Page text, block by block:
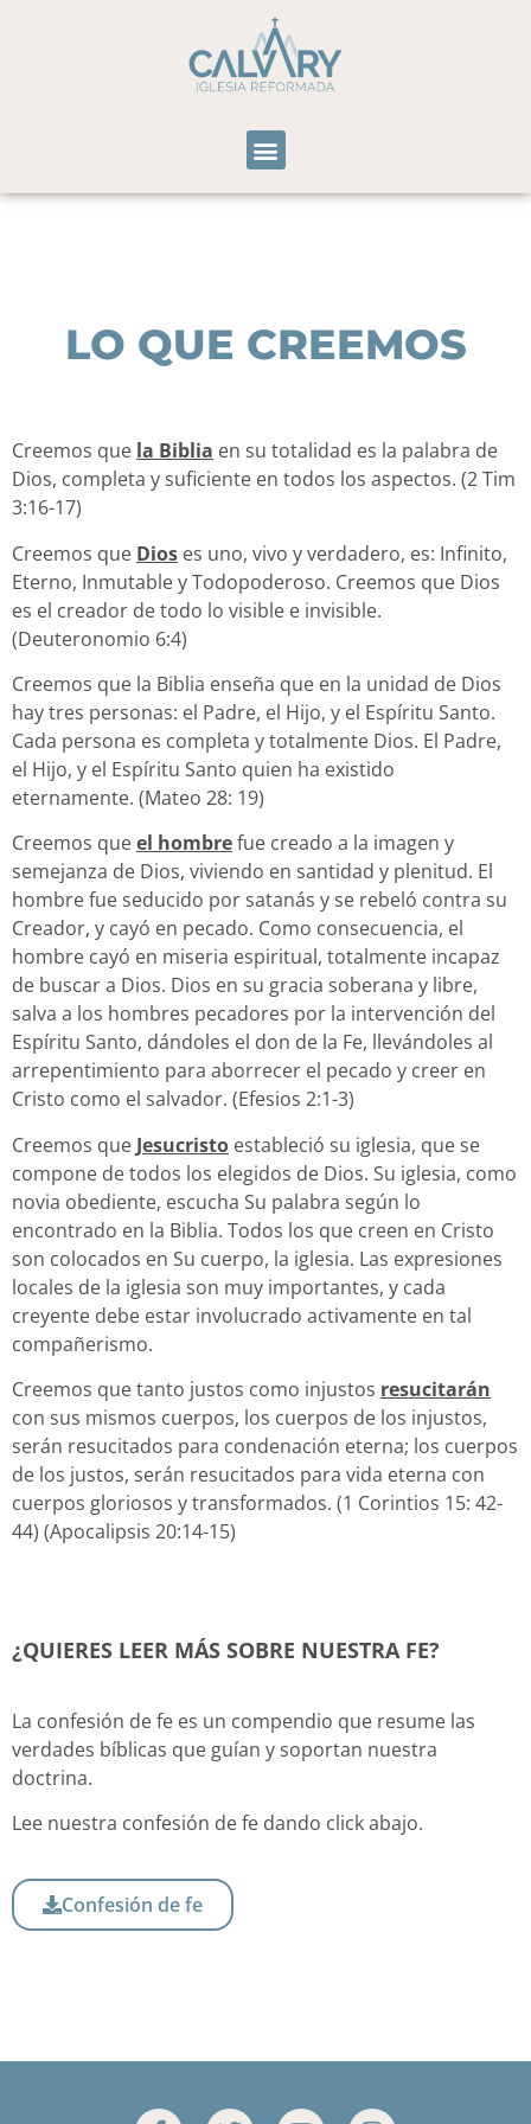
LO QUE CREEMOS
Creemos que la Biblia en su totalidad es la palabra de
Dios, completa y suficiente en todos los aspectos. (2 Tim
3:16-17)
Creemos que Dios es uno, vivo y verdadero, es: Infinito,
Eterno, Inmutable y Todopoderoso. Creemos que Dios
es el creador de todo lo visible e invisible.
(Deuteronomio 6:4)
Creemos que la Biblia enseña que en la unidad de Dios
hay tres personas: el Padre, el Hijo, y el Espíritu Santo.
Cada persona es completa y totalmente Dios. El Padre,
el Hijo, y el Espíritu Santo quien ha existido
eternamente. (Mateo 28: 19)
Creemos queel hombrefue creado a la imagen y
semejanza de Dios, viviendo en santidad y plenitud. El
hombre fue seducido por satanás y se rebeló contra su
Creador, y cayó en pecado. Como consecuencia, el
hombre cayó en miseria espiritual, totalmente incapaz
de buscar a Dios. Dios en su gracia soberana y libre,
salva a los hombres pecadores por la intervención del
Espíritu Santo, dándoles el don de la Fe, llevándoles al
arrepentimiento para aborrecer el pecado y creer en
Cristo como el salvador. (Efesios 2:1-3)
Creemos que Jesucristo estableció su iglesia, que se
compone de todos los elegidos de Dios. Su iglesia, como
novia obediente, escucha Su palabra según lo
encontrado en la Biblia. Todos los que creen en Cristo
son colocados en Su cuerpo, la iglesia. Las expresiones
locales de la iglesia son muy importantes, y cada
creyente debe estar involucrado activamente en tal
compañerismo.
Creemos que tanto justos como injustos resucitarán
con sus mismos cuerpos, los cuerpos de los injustos,
serán resucitados para condenación eterna; los cuerpos
de los justos, serán resucitados para vida eterna con
cuerpos gloriosos y transformados. (1 Corintios 15: 42-
44) (Apocalipsis 20:14-15)
¿QUIERES LEER MÁS SOBRE NUESTRA FE?
La confesión de fe es un compendio que resume las
verdades bíblicas que guían y soportan nuestra
doctrina.
Lee nuestra confesión de fe dando click abajo.
Confesión de fe